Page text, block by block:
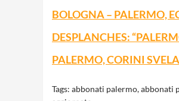
BOLOGNA – PALERMO,
DESPLANCHES:
PALERMO, CORINI
Tags: abbonati palermo,abbonati